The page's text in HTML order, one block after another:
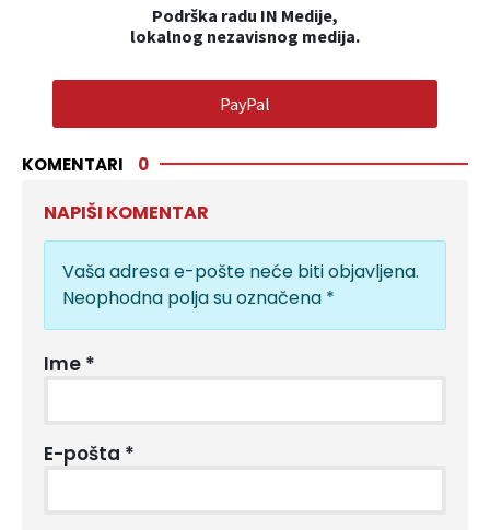
Podrška radu IN Medije,
lokalnog nezavisnog medija.
PayPal
KOMENTARI 0
NAPIŠI KOMENTAR
Vaša adresa e-pošte neće biti objavljena.
Neophodna polja su označena *
Ime *
E-pošta *